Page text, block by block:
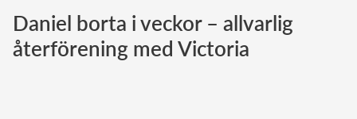
Norska kungahuset
Danska kungahuset
Daniel borta i veckor – allvarlig
återförening med Victoria